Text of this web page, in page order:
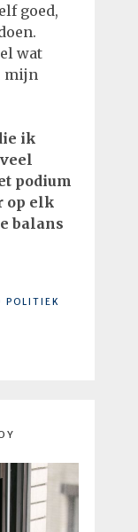
goed,
wat
mijn
ik
podium
op elk
balans
POLITIEK